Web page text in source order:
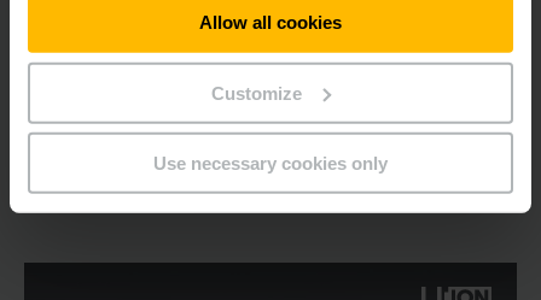
Allow all cookies
Customize
Use necessary cookies only
MEER WETEN
OFFERTE AANVRAGEN